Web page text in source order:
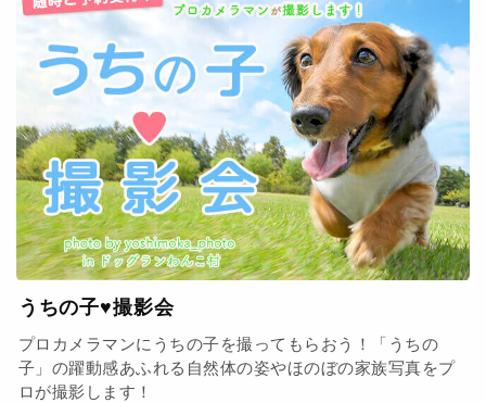
うちの子♥撮影会
プロカメラマンにうちの子を撮ってもらおう！「うちの
子」の躍動感あふれる自然体の姿やほのぼの家族写真をプ
ロが撮影します！